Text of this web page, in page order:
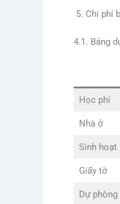
Chi phí
4.1. Bảng
Học phí
Nhà ở
Sinh hoạt
Giấy tờ
Dự phòng